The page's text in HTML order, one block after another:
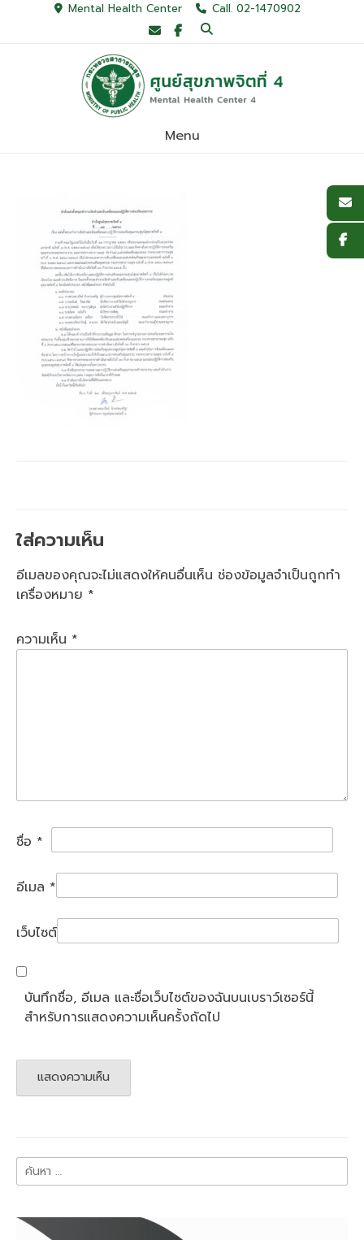
Mental Health Center Call. 02-1470902
Menu
ใส่ความเห็น
อีเมลของคุณจะไม่แสดงให้คนอื่นเห็น ช่องข้อมูลจำเป็นถูกทำ
เครื่องหมาย *
ความเห็น *
ชื่อ *
อีเมล *
เว็บไซต์
บันทึกชื่อ, อีเมล และชื่อเว็บไซต์ของฉันบนเบราว์เซอร์นี้
สำหรับการแสดงความเห็นครั้งถัดไป
ค้นหา
สำหรับ: